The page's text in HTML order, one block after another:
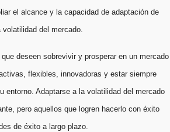
el alcance y la capacidad de adaptación de
del mercado.
deseen sobrevivir y prosperar en un mercado
flexibles, innovadoras y estar siempre
entorno. Adaptarse a la volatilidad del mercado
pero aquellos que logren hacerlo con éxito
de éxito a largo plazo.